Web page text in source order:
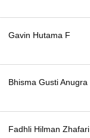
Gavin Hutama F
Bhisma Gusti Anugra
Fadhli Hilman Zhafari